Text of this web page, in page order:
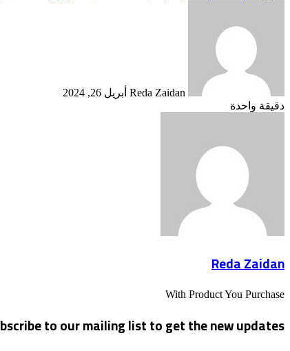
Reda Zaidan أبريل 26, 2024
دقيقة واحدة
Reda Zaidan
With Product You Purchase
to our mailing list to get the new updates!